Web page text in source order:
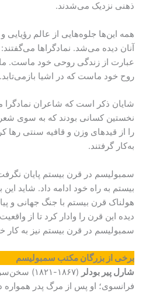
ذهنی نزدیک می‌شدند.
همه‌ این‌ها جلوه‌هایی از عالم رؤیایی
آنان دیده می‌شد. نمادگرا‌ها
عبارت از زندگی روحی خود ماست.
روح خود ماست که در اشیا بازمی‌تابد.
شایان ذکر است که شاعران نمادگرا‌
نخستین کسانی بودند که به سوی
را از قیدهای وزن و قافیه‌ سنتی رها
به‌کار گرفتند.
سمبولیسم در قرن بیستم پایان
بیستم به راه خود ادامه داد. شاید
هولناک قرن بیستم با جنگ جهانی و
دیده‌ این قرن را وادار کرد تا از
سمبولیسم در قرن بیستم نیز به کار
برخی از بزرگان مکتب سمبولیسم
شارل پیر بودلر
(۱۸۶۷-
فرانسوی؛ او پس از مرگ پدر همواره